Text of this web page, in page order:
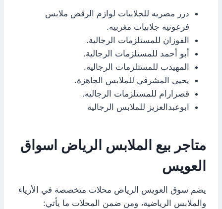
درر مصريه للجلابيات لوازم الرقص ملابس
فرعونيه جلابيات مغربيه.
الفوزان للمستلزمات الرجالية.
أبو أحمد للمستلزمات الرجالية.
المهيدب للمستلزمات الرجالية.
يحيى المشرقي للملابس الجاهزة.
قصرارام للمستلزمات الرجاليه.
ابوعبدالعزيز للملابس الرجالية
متاجر بيع الملابس الرياض اسواق
العويس
يضم سوق العويس الرياض محلات متخصصة في الأزياء
والملابس الرياضية، ومن ضمن المحلات ما يأتي: